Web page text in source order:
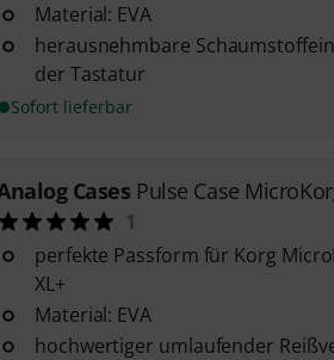
Material: EVA
herausnehmbare
der Tastatur
Sofort lieferbar
Cases Pulse Case
1
perfekte Passform für Korg
XL+
Material: EVA
hochwertiger umlaufender